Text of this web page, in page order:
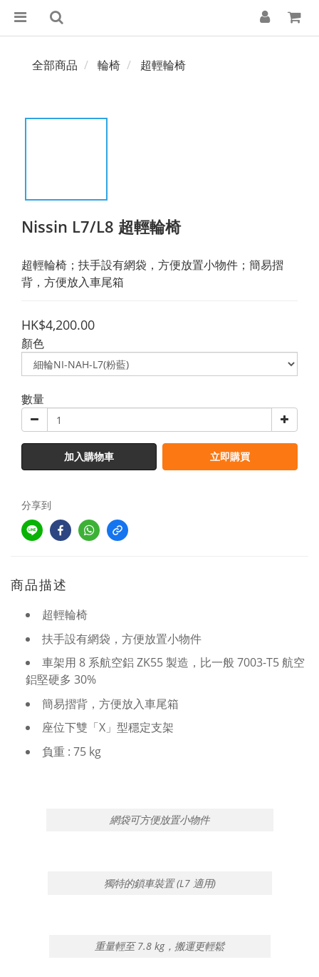
全部商品 輪椅 超輕輪椅
Nissin L7/L8 超輕輪椅
超輕輪椅；扶手設有網袋，方便放置小物件；簡易摺
背，方便放入車尾箱
HK$4,200.00
顏色
數量
加入購物車 立即購買
分享到
商品描述
超輕輪椅
扶手設有網袋，方便放置小物件
車架用 8 系航空鋁 ZK55 製造，比一般 7003-T5 航空
鋁堅硬多 30%
簡易摺背，方便放入車尾箱
座位下雙「X」型穩定支架
負重 : 75 kg
網袋可方便放置小物件
獨特的鎖車裝置 (L7 適用)
重量輕至 7.8 kg，搬運更輕鬆